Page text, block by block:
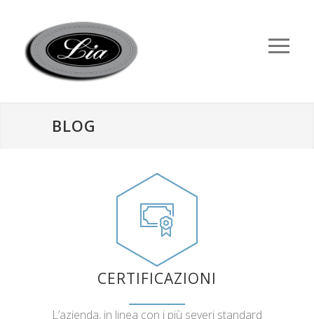
BLOG
CERTIFICAZIONI
L’azienda, in linea con i più severi standard